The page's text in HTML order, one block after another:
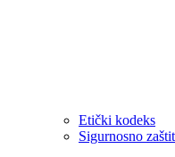
Etički kodeks
Sigurnosno